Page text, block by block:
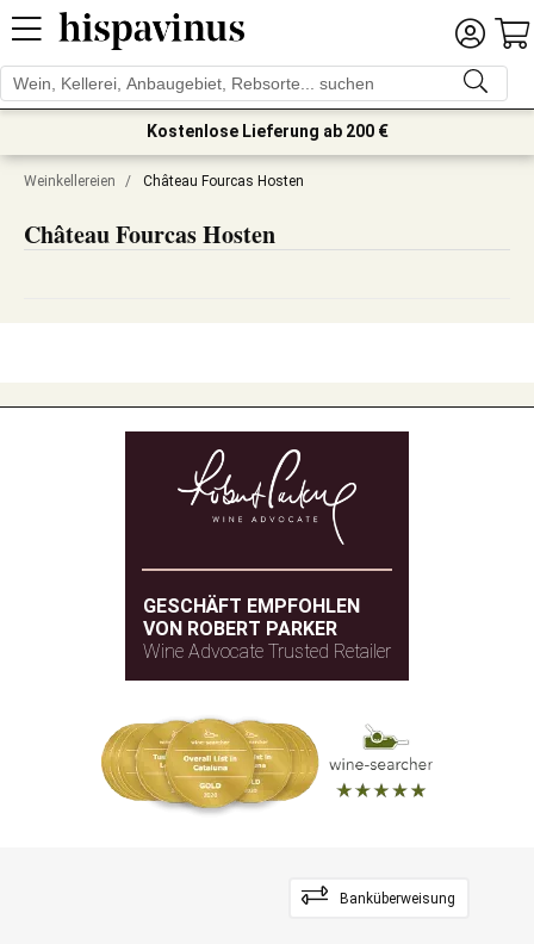
Kostenlose Lieferung ab 200 €
Weinkellereien / Château Fourcas Hosten
Château Fourcas Hosten
GESCHÄFT EMPFOHLEN
VON ROBERT PARKER
Wine Advocate Trusted Retailer
Banküberweisung